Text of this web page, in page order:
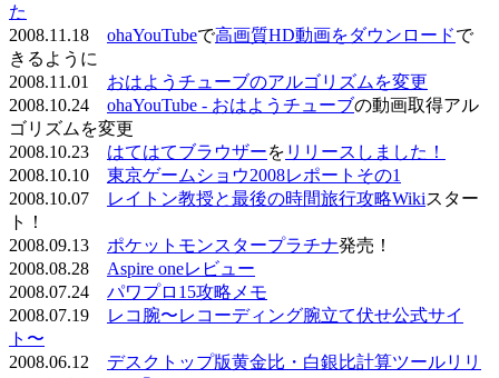
た
2008.11.18 ohaYouTubeで高画質HD動画をダウンロードで
きるように
2008.11.01 おはようチューブのアルゴリズムを変更
2008.10.24 ohaYouTube - おはようチューブの動画取得アル
ゴリズムを変更
2008.10.23 はてはてブラウザーを リリースしました！
2008.10.10 東京ゲームショウ2008レポートその1
2008.10.07
レイトン教授と最後の時間旅行攻略Wikiスター
ト！
2008.09.13 ポケットモンスタープラチナ発売！
2008.08.28 Aspire oneレビュー
2008.07.24 パワプロ15攻略メモ
2008.07.19
レコ腕〜レコーディング腕立て伏せ公式サイ
ト〜
2008.06.12 デスクトップ版黄金比・白銀比計算ツールリリ